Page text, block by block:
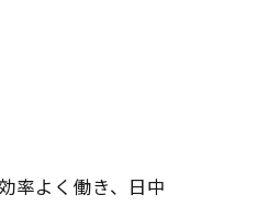
率よく働き、日中